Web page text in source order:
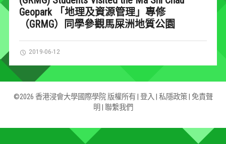
Geopark 「地理及資源管理」專修
（GRMG）同學參觀馬屎洲地質公園
2019-06-12
©2026 香港浸會大學國際學院 版權所有 | 登入 私隱政策| 免責聲
明 聯繫我們